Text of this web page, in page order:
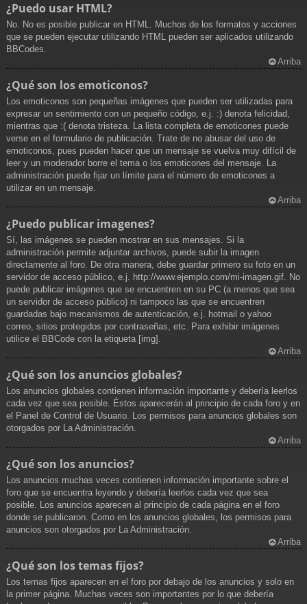
¿Puedo usar HTML?
No. No es posible publicar en HTML. Muchos de los formatos y acciones
que se pueden ejecutar utilizando HTML pueden ser aplicados utilizando
BBCodes.
Arriba
¿Qué son los emoticonos?
Los emoticonos son pequeñas imágenes que pueden ser utilizadas para
expresar un sentimiento con un pequeño código, e.j. :) denota felicidad,
mientras que :( denota tristeza. La lista completa de emoticones puede
verse en el formulario de publicación. Trate de no abusar del uso de
emoticonos, pues pueden hacer que un mensaje se vuelva muy difícil de
leer y un moderador borre el tema o los emoticones del mensaje. La
administración puede fijar un límite para el número de emoticones a
utilizar en un mensaje.
Arriba
¿Puedo publicar imagenes?
Sí, las imágenes se pueden mostrar en sus mensajes. Si la
administración permite adjuntar archivos, puede subir la imagen
directamente al foro. De otra manera, debe guardar primero su foto en un
servidor de acceso público, e.j. http://www.ejemplo.com/mi-imagen.gif. No
puede publicar imágenes que se encuentren en su PC (a menos que sea
un servidor de acceso público) ni tampoco las que se encuentren
guardadas bajo mecanismos de autenticación, e.j. hotmail o yahoo
correo, sitios protegidos por contraseñas, etc. Para exhibir imágenes
utilice el BBCode con la etiqueta [img].
Arriba
¿Qué son los anuncios globales?
Los anuncios globales contienen información importante y debería leerlos
cada vez que sea posible. Éstos aparecerán al principio de cada foro y en
el Panel de Control de Usuario. Los permisos para anuncios globales son
otorgados por La Administración.
Arriba
¿Qué son los anuncios?
Los anuncios muchas veces contienen información importante sobre el
foro que se encuentra leyendo y debería leerlos cada vez que sea
posible. Los anuncios aparecen al principio de cada página en el foro
donde se publicaron. Como en los anuncios globales, los permisos para
anuncios son otorgados por La Administración.
Arriba
¿Qué son los temas fijos?
Los temas fijos aparecen en el foro por debajo de los anuncios y solo en
la primer página. Muchas veces son importantes por lo que debería